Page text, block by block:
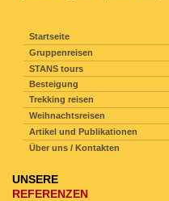
Startseite
Gruppenreisen
STANS tours
Besteigung
Trekking reisen
Weihnachtsreisen
Artikel und Publikationen
Über uns / Kontakten
UNSERE
REFERENZEN